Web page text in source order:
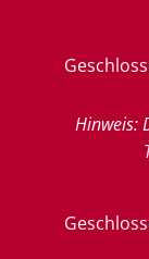
Klicken,
Hinweis:
Klicken,